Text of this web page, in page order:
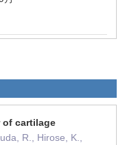
of cartilage
R., Hirose, K.,